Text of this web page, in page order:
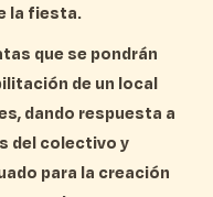
la fiesta.
que se pondrán
de un local
, dando respuesta a
del colectivoy
para la creación